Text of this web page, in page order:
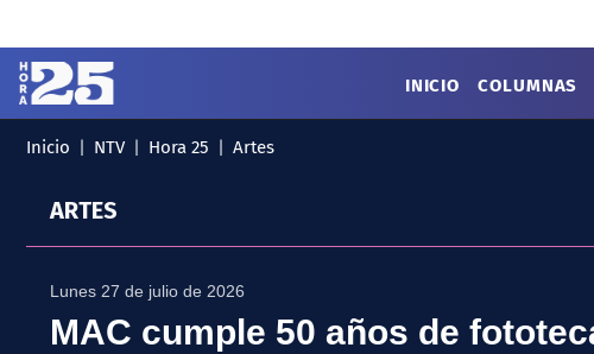
INICIO COLUMNAS
MENÚ ✕
INICIO
COLUMNAS
Podcast
Cine y Series
Música
Literatura
Patrimonio
Inicio NTV Hora 25 Artes
ARTES
Lunes 27 de julio de 2026
MAC cumple 50 años de